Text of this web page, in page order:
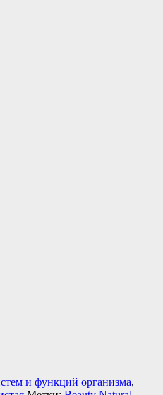
и функций организма,